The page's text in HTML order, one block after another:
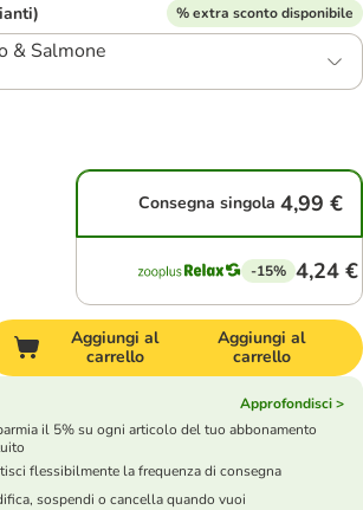
% extra sconto disponibile
& Salmone
Consegna singola 4,99 €
-15% 4,24 €
Aggiungi al
carrello
Aggiungi al
carrello
Approfondisci >
il 5% su ogni articolo del tuo abbonamento
flessibilmente la frequenza di consegna
sospendi o cancella quando vuoi